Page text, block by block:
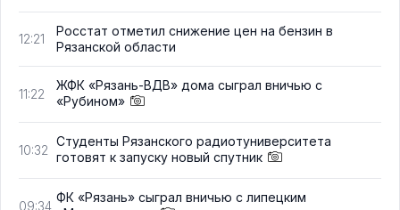
12:21
Росстат отметил снижение цен на бензин в
Рязанской области
11:22
ЖФК «Рязань-ВДВ» дома сыграл вничью с
«Рубином»
10:32
Студенты Рязанского радиотуниверситета
готовят к запуску новый спутник
09:34
ФК «Рязань» сыграл вничью с липецким